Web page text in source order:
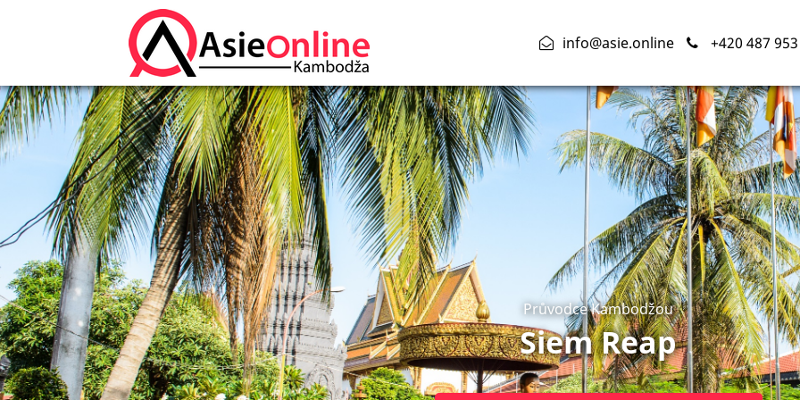
info@asie.online +420 487
Průvodce Kambodžou
Siem Reap